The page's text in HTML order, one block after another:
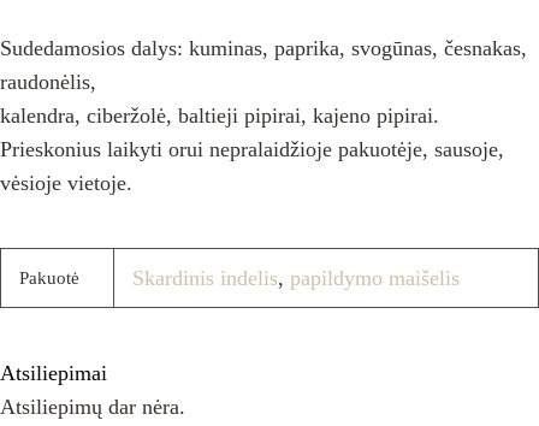
Sudedamosios dalys: kuminas, paprika, svogūnas, česnakas,
raudonėlis,
kalendra, ciberžolė, baltieji pipirai, kajeno pipirai.
Prieskonius laikyti orui nepralaidžioje pakuotėje, sausoje,
vėsioje vietoje.
Pakuotė Skardinis indelis, papildymo maišelis
Atsiliepimai
Atsiliepimų dar nėra.